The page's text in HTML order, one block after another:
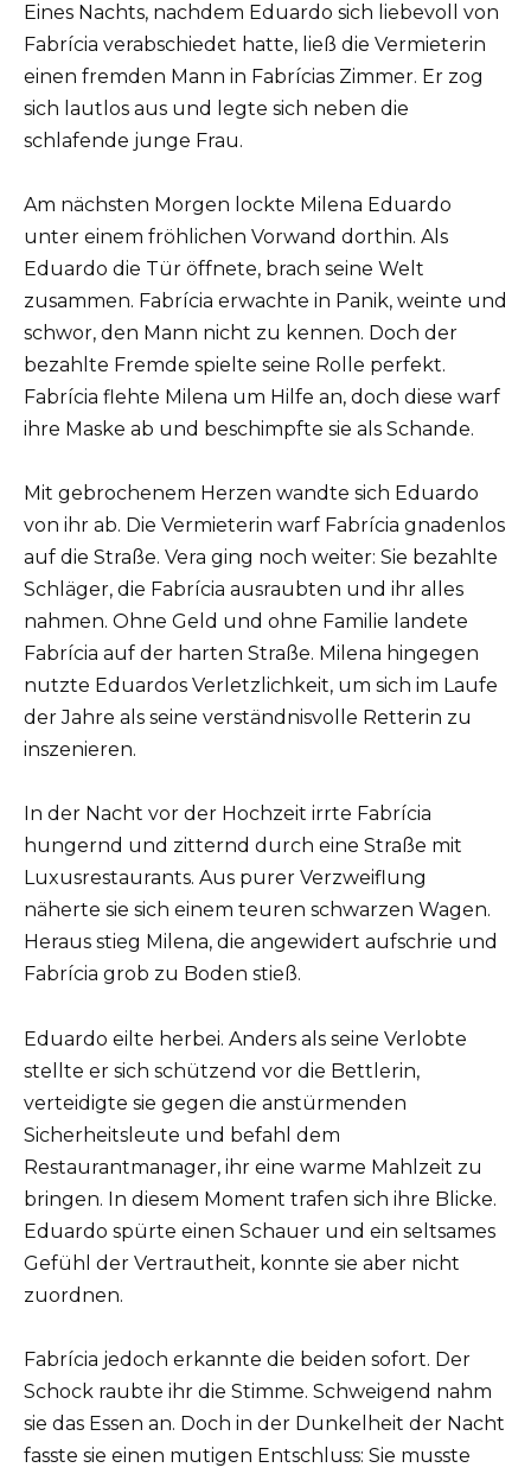
Eines Nachts, nachdem Eduardo sich liebevoll von
Fabrícia verabschiedet hatte, ließ die Vermieterin
einen fremden Mann in Fabrícias Zimmer. Er zog
sich lautlos aus und legte sich neben die
schlafende junge Frau.
Am nächsten Morgen lockte Milena Eduardo
unter einem fröhlichen Vorwand dorthin. Als
Eduardo die Tür öffnete, brach seine Welt
zusammen. Fabrícia erwachte in Panik, weinte und
schwor, den Mann nicht zu kennen. Doch der
bezahlte Fremde spielte seine Rolle perfekt.
Fabrícia flehte Milena um Hilfe an, doch diese warf
ihre Maske ab und beschimpfte sie als Schande.
Mit gebrochenem Herzen wandte sich Eduardo
von ihr ab. Die Vermieterin warf Fabrícia gnadenlos
auf die Straße. Vera ging noch weiter: Sie bezahlte
Schläger, die Fabrícia ausraubten und ihr alles
nahmen. Ohne Geld und ohne Familie landete
Fabrícia auf der harten Straße. Milena hingegen
nutzte Eduardos Verletzlichkeit, um sich im Laufe
der Jahre als seine verständnisvolle Retterin zu
inszenieren.
In der Nacht vor der Hochzeit irrte Fabrícia
hungernd und zitternd durch eine Straße mit
Luxusrestaurants. Aus purer Verzweiflung
näherte sie sich einem teuren schwarzen Wagen.
Heraus stieg Milena, die angewidert aufschrie und
Fabrícia grob zu Boden stieß.
Eduardo eilte herbei. Anders als seine Verlobte
stellte er sich schützend vor die Bettlerin,
verteidigte sie gegen die anstürmenden
Sicherheitsleute und befahl dem
Restaurantmanager, ihr eine warme Mahlzeit zu
bringen. In diesem Moment trafen sich ihre Blicke.
Eduardo spürte einen Schauer und ein seltsames
Gefühl der Vertrautheit, konnte sie aber nicht
zuordnen.
Fabrícia jedoch erkannte die beiden sofort. Der
Schock raubte ihr die Stimme. Schweigend nahm
sie das Essen an. Doch in der Dunkelheit der Nacht
fasste sie einen mutigen Entschluss: Sie musste